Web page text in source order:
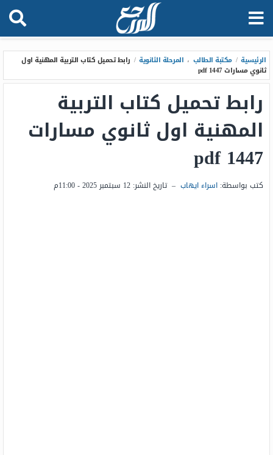
الرئيسية / مكتبة الطالب ، المرحلة الثانوية / رابط تحميل كتاب التربية المهنية اول
ثانوي مسارات 1447 pdf
رابط تحميل كتاب التربية
المهنية اول ثانوي مسارات
1447 pdf
كتب بواسطة: اسراء ايهاب – تاريخ النشر: 12 سبتمبر 2025 - 11:00م